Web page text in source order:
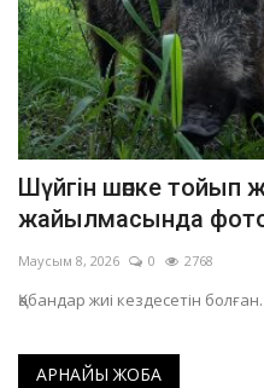
Шүйгін шөпке тойып
жайылмасында
Маусым 8, 2026 0 2768
Қабандар жиі кездесетін болған.
АРНАЙЫ ЖОБА